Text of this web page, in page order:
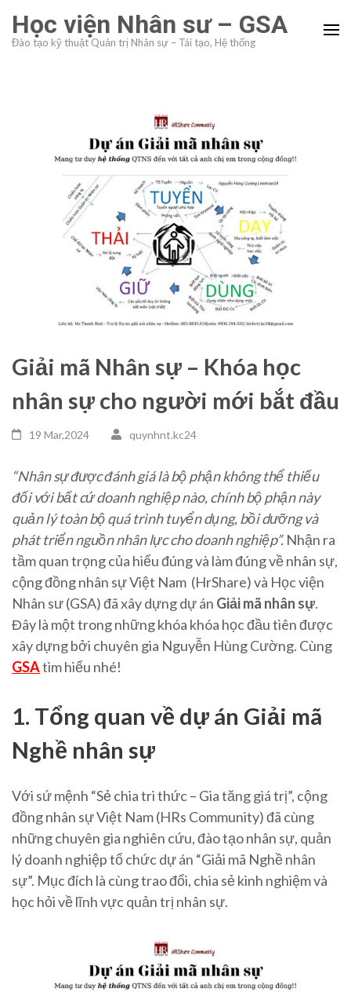
content
Học viện Nhân sư – GSA
Đào tạo kỹ thuật Quản trị Nhân sự – Tái tạo, Hệ thống
Giải mã Nhân sự – Khóa học
nhân sự cho người mới bắt đầu
19 Mar,2024 quynhnt.kc24
“Nhân sự được đánh giá là bộ phận không thể thiếu
đối với bất cứ doanh nghiệp nào, chính bộ phận này
quản lý toàn bộ quá trình tuyển dụng, bồi dưỡng và
phát triển nguồn nhân lực cho doanh nghiệp”. Nhận ra
tầm quan trọng của hiểu đúng và làm đúng về nhân sự,
cộng đồng nhân sự Việt Nam (HrShare) và Học viện
Nhân sư (GSA) đã xây dựng dự án Giải mã nhân sự.
Đây là một trong những khóa khóa học đầu tiên được
xây dựng bởi chuyên gia Nguyễn Hùng Cường. Cùng
GSAtìm hiểu nhé!
1. Tổng quan về dự án Giải mã
Nghề nhân sự
Với sứ mệnh “Sẻ chia tri thức – Gia tăng giá trị”, cộng
đồng nhân sự Việt Nam (HRs Community) đã cùng
những chuyên gia nghiên cứu, đào tạo nhân sự, quản
lý doanh nghiệp tổ chức dự án “Giải mã Nghề nhân
sự”. Mục đích là cùng trao đổi, chia sẻ kinh nghiệm và
học hỏi về lĩnh vực quản trị nhân sự.